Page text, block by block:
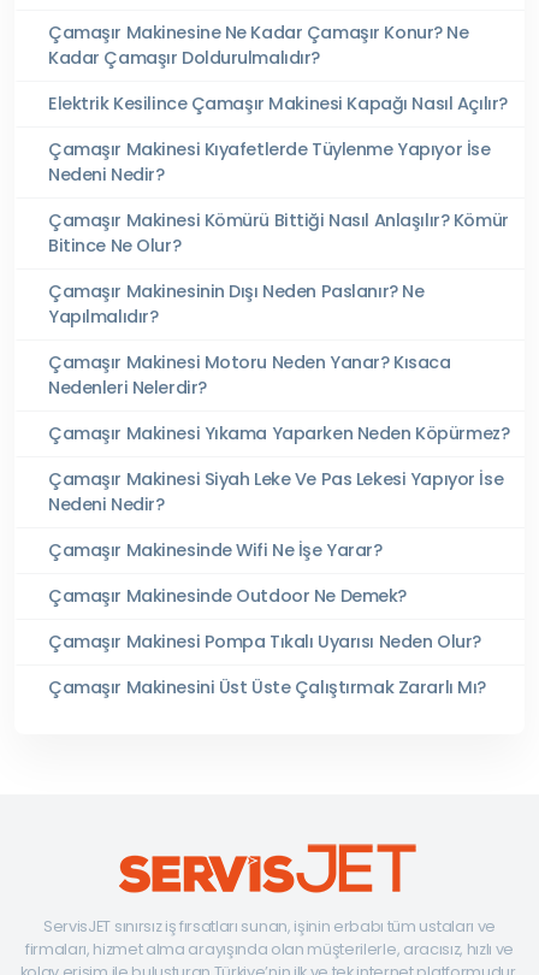
Çamaşır Makinesine Ne Kadar Çamaşır Konur? Ne
Kadar Çamaşır Doldurulmalıdır?
Elektrik Kesilince Çamaşır Makinesi Kapağı Nasıl Açılır?
Çamaşır Makinesi Kıyafetlerde Tüylenme Yapıyor İse
Nedeni Nedir?
Çamaşır Makinesi Kömürü Bittiği Nasıl Anlaşılır? Kömür
Bitince Ne Olur?
Çamaşır Makinesinin Dışı Neden Paslanır? Ne
Yapılmalıdır?
Çamaşır Makinesi Motoru Neden Yanar? Kısaca
Nedenleri Nelerdir?
Çamaşır Makinesi Yıkama Yaparken Neden Köpürmez?
Çamaşır Makinesi Siyah Leke Ve Pas Lekesi Yapıyor İse
Nedeni Nedir?
Çamaşır Makinesinde Wifi Ne İşe Yarar?
Çamaşır Makinesinde Outdoor Ne Demek?
Çamaşır Makinesi Pompa Tıkalı Uyarısı Neden Olur?
Çamaşır Makinesini Üst Üste Çalıştırmak Zararlı Mı?
ServisJET sınırsız iş fırsatları sunan, işinin erbabı tüm ustaları ve
firmaları, hizmet alma arayışında olan müşterilerle, aracısız, hızlı ve